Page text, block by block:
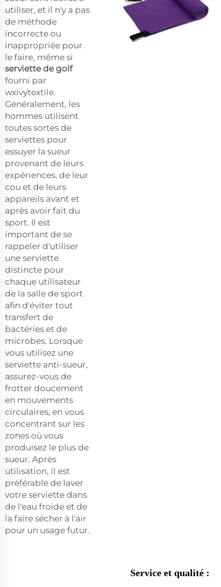
utiliser, et il n'y a pas
de méthode
incorrecte ou
inappropriée pour
le faire, même si
serviette de golf
fourni par
wxivytextile.
Généralement, les
hommes utilisent
toutes sortes de
serviettes pour
essuyer la sueur
provenant de leurs
expériences, de leur
cou et de leurs
appareils avant et
après avoir fait du
sport. Il est
important de se
rappeler d'utiliser
une serviette
distincte pour
chaque utilisateur
de la salle de sport
afin d'éviter tout
transfert de
bactéries et de
microbes. Lorsque
vous utilisez une
serviette anti-sueur,
assurez-vous de
frotter doucement
en mouvements
circulaires, en vous
concentrant sur les
zones où vous
produisez le plus de
sueur. Après
utilisation, il est
préférable de laver
votre serviette dans
de l'eau froide et de
la faire sécher à l'air
pour un usage futur.
Service et qualité :